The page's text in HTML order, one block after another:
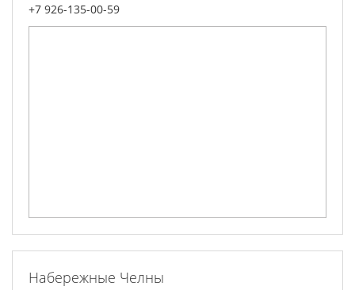
+7 926-135-00-59
Набережные Челны